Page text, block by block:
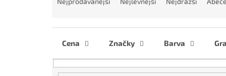
r
Cena Značky Barva